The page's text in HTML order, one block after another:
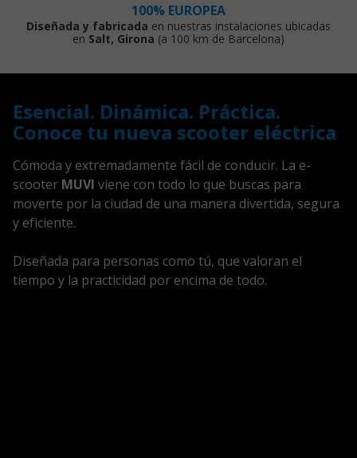
100% EUROPEA
Diseñada y fabricada en nuestras instalaciones ubicadas
en Salt, Girona (a 100 km de Barcelona)
Esencial. Dinámica. Práctica.
Conoce tu nueva scooter eléctrica
Cómoda y extremadamente fácil de conducir. La e-
scooter MUVI viene con todo lo que buscas para
moverte por la ciudad de una manera divertida, segura
y eficiente.
Diseñada para personas como tú, que valoran el
tiempo y la practicidad por encima de todo.